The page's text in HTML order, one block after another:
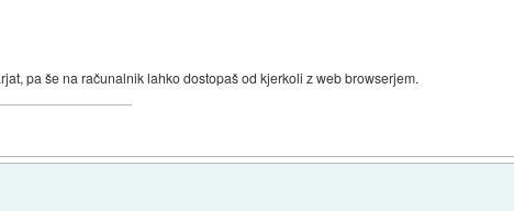
pa še na računalnik lahko dostopaš od kjerkoli z web browserjem.